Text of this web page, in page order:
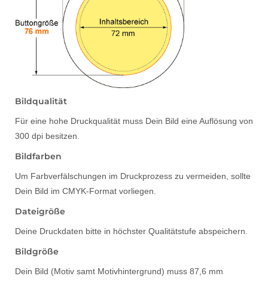
Bildqualität
Für eine hohe Druckqualität muss Dein Bild eine Auflösung von
300 dpi besitzen.
Bildfarben
Um Farbverfälschungen im Druckprozess zu vermeiden, sollte
Dein Bild im CMYK-Format vorliegen.
Dateigröße
Deine Druckdaten bitte in höchster Qualitätstufe abspeichern.
Bildgröße
Dein Bild (Motiv samt Motivhintergrund) muss 87,6 mm